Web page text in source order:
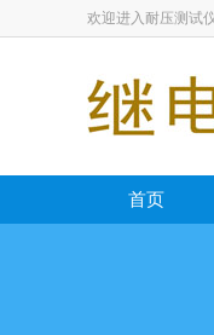
欢迎进入耐压测试
首页